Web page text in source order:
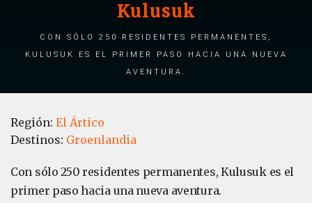
Kulusuk
Con sólo 250 residentes permanentes,
Kulusuk es el primer paso hacia una nueva
aventura.
Región: El Ártico
Destinos: Groenlandia
Con sólo 250 residentes permanentes, Kulusuk es el
primer paso hacia una nueva aventura.